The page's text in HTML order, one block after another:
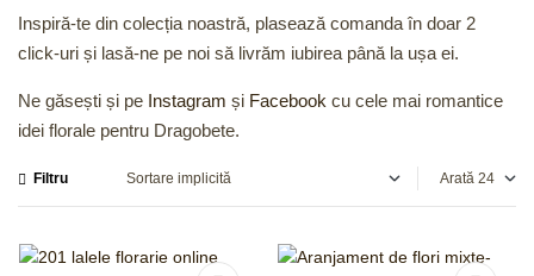
Inspiră-te din colecția noastră, plasează comanda în doar 2
click-uri și lasă-ne pe noi să livrăm iubirea până la ușa ei.
Ne găsești și pe Instagram și Facebook cu cele mai romantice
idei florale pentru Dragobete.
Filtru Arată